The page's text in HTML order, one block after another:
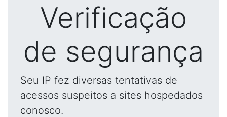
Verificação
de segurança
Seu IP fez diversas tentativas de
acessos suspeitos a sites hospedados
conosco.